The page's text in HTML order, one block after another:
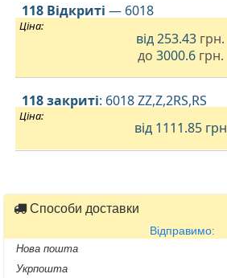
118 Відкриті — 6018
Ціна:
від253.43 грн.
до 3000.6 грн.
118 закриті: 6018 ZZ,Z,2RS,RS
Ціна:
від 1111.85грн
Способи доставки
Відправимо:
Нова пошта
Укрпошта